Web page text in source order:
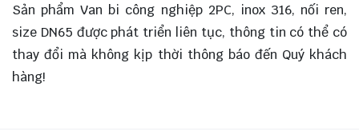
Sản phẩm Van bi công nghiệp 2PC, inox 316, nối ren,
size DN65 được phát triển liên tục, thông tin có thể có
thay đổi mà không kịp thời thông báo đến Quý khách
hàng!